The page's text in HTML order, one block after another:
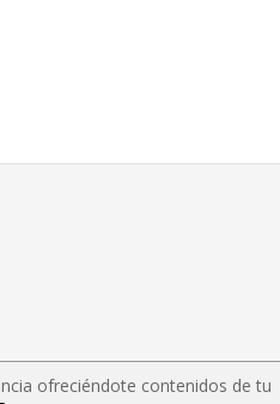
ofreciéndote contenidos de tu